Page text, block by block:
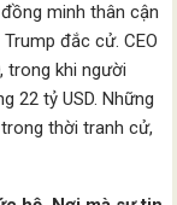
minh thân cận
đắc cử. CEO
trong khi người
22 tỷ USD. Những
thời tranh cử,